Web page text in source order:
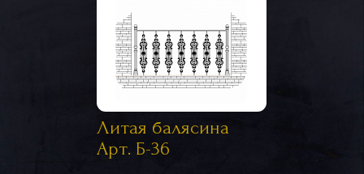
Литая балясина
Арт. Б-36